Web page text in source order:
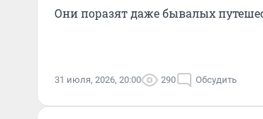
Они поразят даже бывалых
31 июля, 2026, 20:00 290 Обсудить